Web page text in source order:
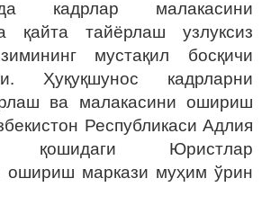
кадрлар малакасини
тайёрлаш узлуксиз
мустақил босқичи
Ҳуқуқшунос кадрларни
ва малакасини ошириш
Республикаси Адлия
қошидаги Юристлар
ошириш маркази муҳим ўрин